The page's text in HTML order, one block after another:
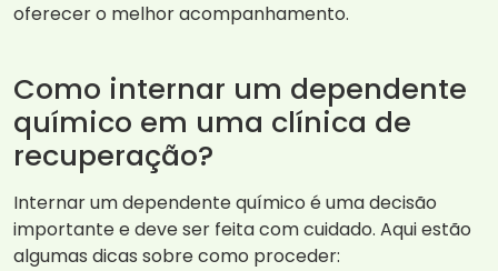
oferecer o melhor acompanhamento.
Como internar um dependente
químico em uma clínica de
recuperação?
Internar um dependente químico é uma decisão
importante e deve ser feita com cuidado. Aqui estão
algumas dicas sobre como proceder: